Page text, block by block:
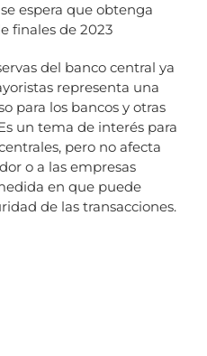
espera que obtenga
finales de 2023
del banco central ya
representa una
para los bancos y otras
un tema de interés para
pero no afecta
o a las empresas
en que puede
de las transacciones.